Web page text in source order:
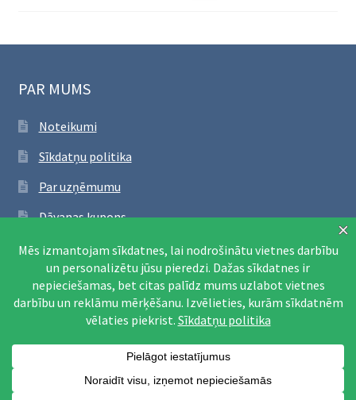
PAR MUMS
Noteikumi
Sīkdatņu politika
Par uzņēmumu
Dāvanas kupons
SEKO FACEBOOK
Apmeklēt Facebook lapu
© Printējami mācību materiāli